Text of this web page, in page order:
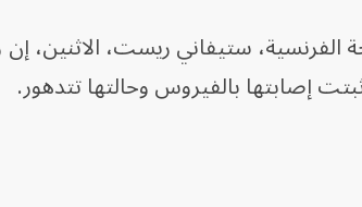
الفرنسية، ستيفاني ريست، الاثنين،
إصابتها بالفيروس وحالتها تتدهور.